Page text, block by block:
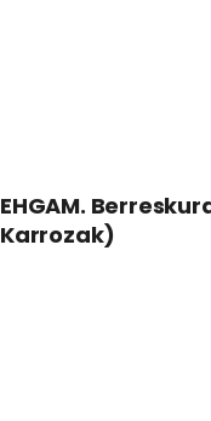
EHGAM.
Karrozak)